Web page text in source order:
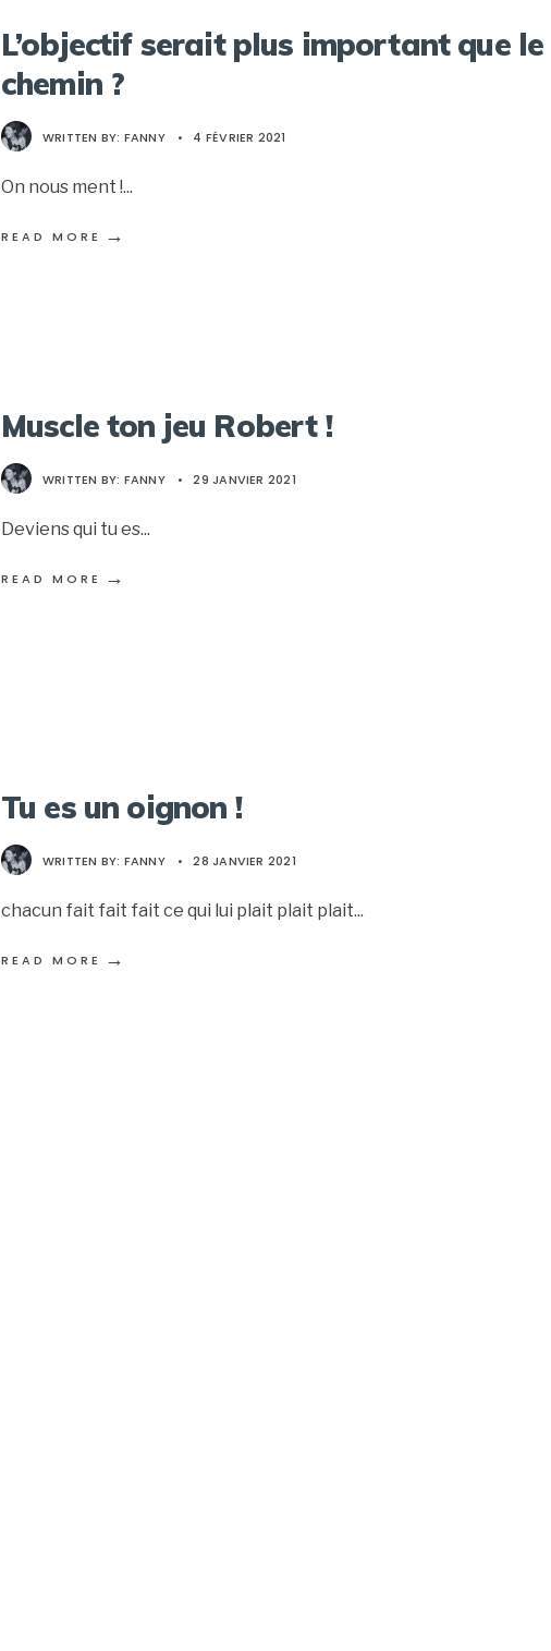
L’objectif serait plus important que le
chemin ?
WRITTEN BY: FANNY • 4 FÉVRIER 2021
On nous ment !...
READ MORE →
Muscle ton jeu Robert !
WRITTEN BY: FANNY • 29 JANVIER 2021
Deviens qui tu es...
READ MORE →
Tu es un oignon !
WRITTEN BY: FANNY • 28 JANVIER 2021
chacun fait fait fait ce qui lui plait plait plait...
READ MORE →